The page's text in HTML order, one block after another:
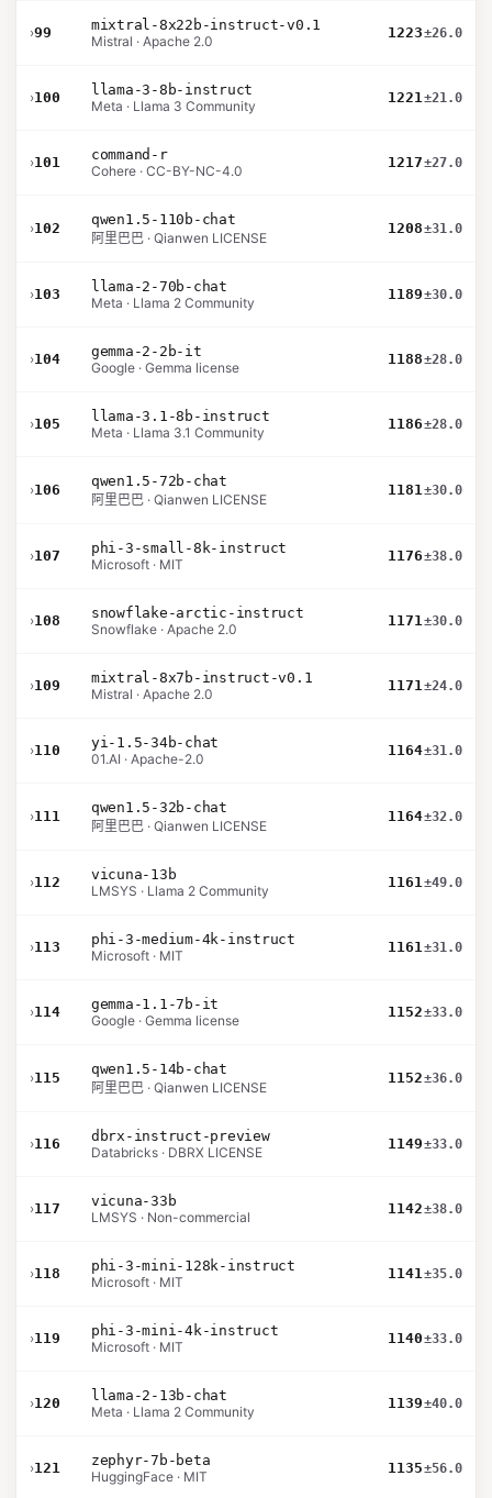
›99
mixtral-8x22b-instruct-v0.1
Mistral · Apache 2.0
1223±26.0
›100
llama-3-8b-instruct
Meta · Llama 3 Community
1221±21.0
›101
command-r
Cohere · CC-BY-NC-4.0
1217±27.0
›102
qwen1.5-110b-chat
阿里巴巴 · Qianwen LICENSE
1208±31.0
›103
llama-2-70b-chat
Meta · Llama 2 Community
1189±30.0
›104
gemma-2-2b-it
Google · Gemma license
1188±28.0
›105
llama-3.1-8b-instruct
Meta · Llama 3.1 Community
1186±28.0
›106
qwen1.5-72b-chat
阿里巴巴 · Qianwen LICENSE
1181±30.0
›107
phi-3-small-8k-instruct
Microsoft · MIT
1176±38.0
›108
snowflake-arctic-instruct
Snowflake · Apache 2.0
1171±30.0
›109
mixtral-8x7b-instruct-v0.1
Mistral · Apache 2.0
1171±24.0
›110
yi-1.5-34b-chat
01.AI · Apache-2.0
1164±31.0
›111
qwen1.5-32b-chat
阿里巴巴 · Qianwen LICENSE
1164±32.0
›112
vicuna-13b
LMSYS · Llama 2 Community
1161±49.0
›113
phi-3-medium-4k-instruct
Microsoft · MIT
1161±31.0
›114
gemma-1.1-7b-it
Google · Gemma license
1152±33.0
›115
qwen1.5-14b-chat
阿里巴巴 · Qianwen LICENSE
1152±36.0
›116
dbrx-instruct-preview
Databricks · DBRX LICENSE
1149±33.0
›117
vicuna-33b
LMSYS · Non-commercial
1142±38.0
›118
phi-3-mini-128k-instruct
Microsoft · MIT
1141±35.0
›119
phi-3-mini-4k-instruct
Microsoft · MIT
1140±33.0
›120
llama-2-13b-chat
Meta · Llama 2 Community
1139±40.0
›121
zephyr-7b-beta
HuggingFace · MIT
1135±56.0